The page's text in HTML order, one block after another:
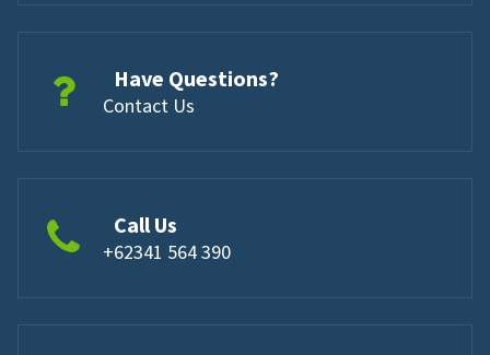
Have Questions?
Contact Us
Call Us
+62341 564 390